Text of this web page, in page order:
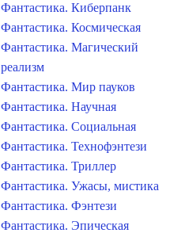
Фантастика. Киберпанк
Фантастика. Космическая
Фантастика. Магический
реализм
Фантастика. Мир пауков
Фантастика. Научная
Фантастика. Социальная
Фантастика. Технофэнтези
Фантастика. Триллер
Фантастика. Ужасы, мистика
Фантастика. Фэнтези
Фантастика. Эпическая